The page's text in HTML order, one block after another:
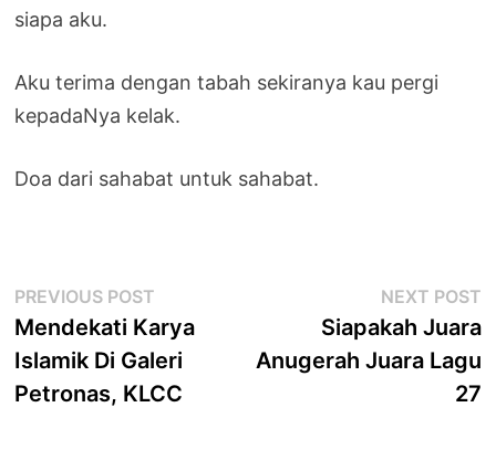
siapa aku.
Aku terima dengan tabah sekiranya kau pergi
kepadaNya kelak.
Doa dari sahabat untuk sahabat.
Post
navigation
PREVIOUS POST
post:
Mendekati Karya
Islamik Di Galeri
Petronas, KLCC
NEXT POST
Siapakah Juara
Anugerah Juara Lagu
27